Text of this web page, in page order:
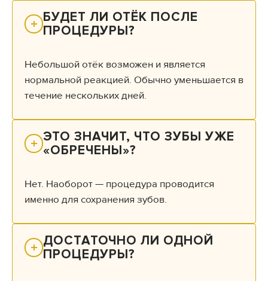
БУДЕТ ЛИ ОТЁК ПОСЛЕ
ПРОЦЕДУРЫ?
Небольшой отёк возможен и является
нормальной реакцией. Обычно уменьшается в
течение нескольких дней.
ЭТО ЗНАЧИТ, ЧТО ЗУБЫ УЖЕ
«ОБРЕЧЕНЫ»?
Нет. Наоборот — процедура проводится
именно для сохранения зубов.
ДОСТАТОЧНО ЛИ ОДНОЙ
ПРОЦЕДУРЫ?